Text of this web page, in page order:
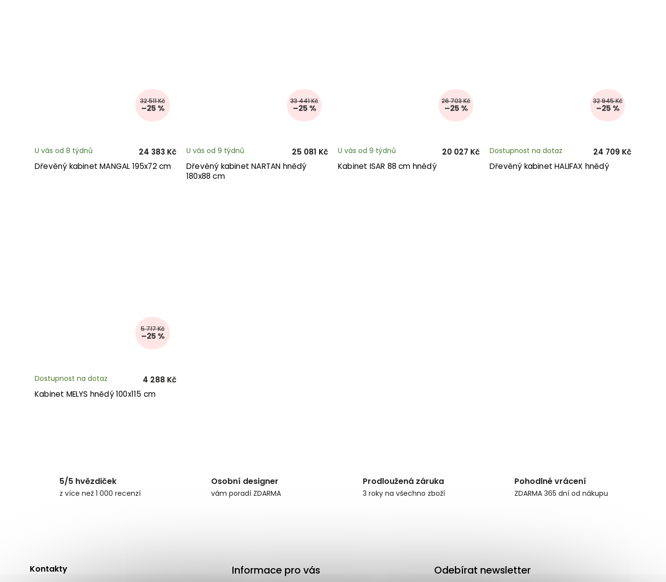
32 511 Kč
–25 %
Dřevěný kabinet MANGAL 195x72 cm
U vás od 8 týdnů 24 383 Kč
33 441 Kč
–25 %
Dřevěný kabinet NARTAN hnědý
180x88 cm
U vás od 9 týdnů 25 081 Kč
26 703 Kč
–25 %
Kabinet ISAR 88 cm hnědý
U vás od 9 týdnů 20 027 Kč
32 945 Kč
–25 %
Dřevěný kabinet HALIFAX hnědý
Dostupnost na dotaz 24 709 Kč
5 717 Kč
–25 %
Kabinet MELYS hnědý 100x115 cm
Dostupnost na dotaz 4 288 Kč
5/5 hvězdiček
z více než 1 000 recenzí
Osobní designer
vám poradí ZDARMA
Prodloužená záruka
3 roky na všechno zboží
Pohodlné vrácení
ZDARMA 365 dní od nákupu
Kontakty Informace pro vás Odebírat newsletter